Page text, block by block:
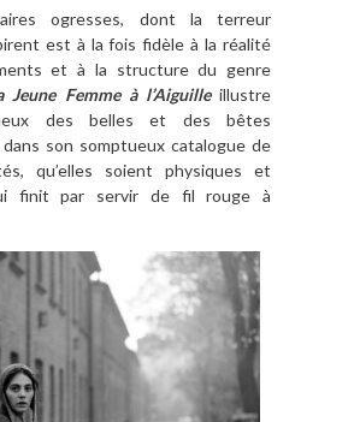
ogresses, dont la terreur
est à la fois fidèle à la réalité
et à la structure du genre
Jeune Femme à l’Aiguilleillustre
des belles et des bêtes
son somptueux catalogue de
qu’elles soient physiques et
finit par servir de fil rouge à